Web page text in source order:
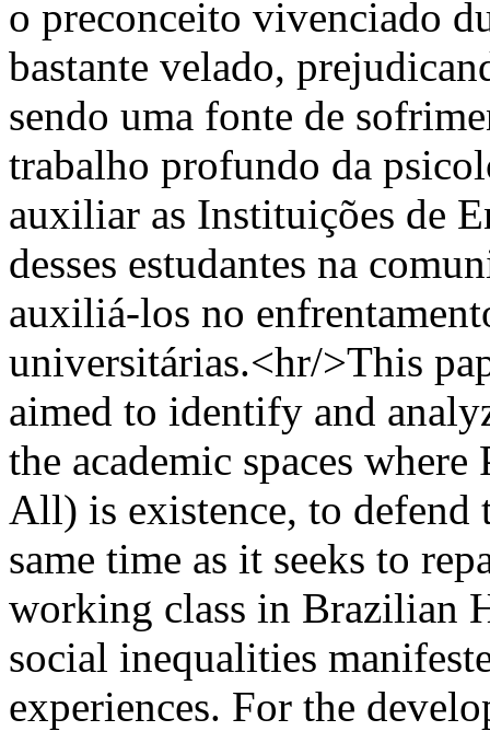
o preconceito vivenciado
bastante velado,
sendo uma fonte de
trabalho profundo da
auxiliar as Instituições de
desses estudantes na
auxiliá-los no
universitárias.<hr/>This
aimed to identify and
the academic spaces
All) is existence, to defend
same time as it seeks to
working class in Brazilian
social inequalities
experiences. For the